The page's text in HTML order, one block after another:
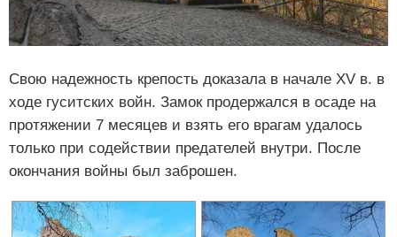
Свою надежность крепость доказала в начале XV в. в
ходе гуситских войн. Замок продержался в осаде на
протяжении 7 месяцев и взять его врагам удалось
только при содействии предателей внутри. После
окончания войны был заброшен.